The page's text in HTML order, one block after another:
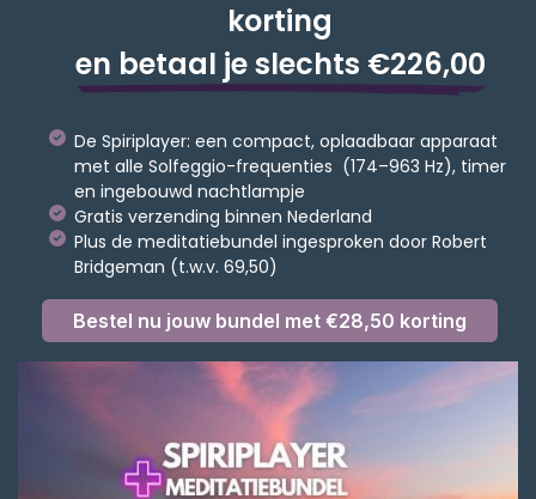
korting
en betaal je slechts €226,00
De Spiriplayer: een compact, oplaadbaar apparaat
met alle Solfeggio-frequenties (174–963 Hz), timer
en ingebouwd nachtlampje
Gratis verzending binnen Nederland
Plus de meditatiebundel ingesproken door Robert
Bridgeman (t.w.v. 69,50)
Bestel nu jouw bundel met €28,50 korting